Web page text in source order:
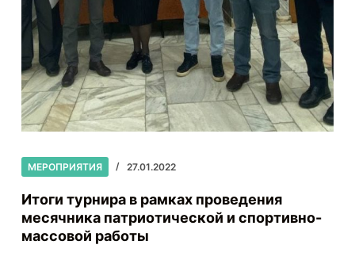
МЕРОПРИЯТИЯ 27.01.2022
Итоги турнира в рамках проведения
месячника патриотической и спортивно-
массовой работы